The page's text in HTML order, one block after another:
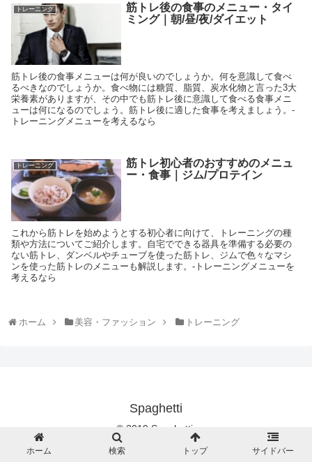
トレーニング
筋トレ後の食事のメニュー・タイ
ミング｜朝/昼/夜/ダイエット
筋トレ後の食事メニューは何が良いのでしょうか。何を意識して食べ
るべきなのでしょうか。食べ物には糖質、脂質、炭水化物と言った3大
栄養素がありますが、その中でも筋トレ後に意識して食べる食事メニ
ューは何になるのでしょう。筋トレ後に適した食事を考えましょう。-
トレーニングメニューを考えるなら
トレーニング
筋トレ初心者のおすすめのメニュ
ー・食事｜ジム/プロテイン
これから筋トレを始めようとする初心者に向けて、トレーニングの種
類や方法についてご紹介します。自宅でできる器具を準備する必要の
ない筋トレ、ダンベルやチューブを使った筋トレ、ジムで色々なマシ
ンを使った筋トレのメニューも解説します。-トレーニングメニューを
考えるなら
ホーム 美容・ファッション トレーニング
Spaghetti
© 2019 Spaghetti.
ホーム 検索 トップ サイドバー